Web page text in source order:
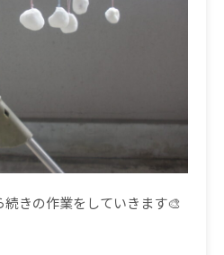
きの作業をしていきます🎨